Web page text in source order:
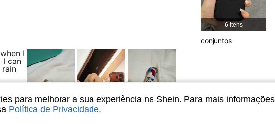
I
I can
rain
4,87
4,87
6 itens
conjuntos
para melhorar a sua experiência na Shein. Para mais informações
Política de Privacidade.